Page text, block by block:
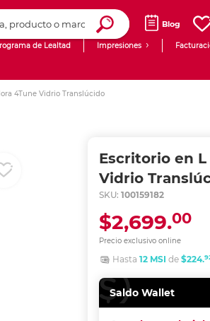
Blog
de Lealtad Impresiones
4Tune Vidrio Translúcido
Escritorio en
Vidrio
SKU: 100159182
Precio exclusivo online
$2,699.00
Hasta 12 MSI de $224.
Saldo Wallet